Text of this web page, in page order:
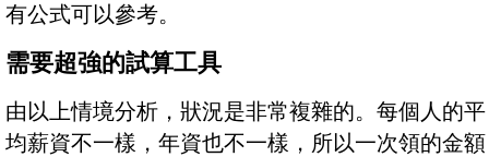
有公式可以參考。
需要超強的試算工具
由以上情境分析，狀況是非常複雜的。每個人的平
均薪資不一樣，年資也不一樣，所以一次領的金額